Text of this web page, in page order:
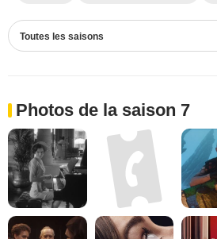
Toutes les saisons
Photos de la saison 7